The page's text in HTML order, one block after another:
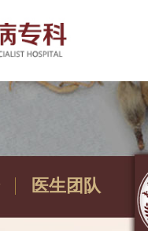
医生团队